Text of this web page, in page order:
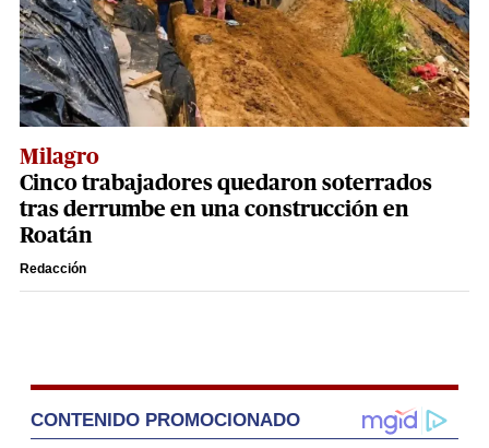
Milagro
Cinco trabajadores quedaron soterrados
tras derrumbe en una construcción en
Roatán
Redacción
CONTENIDO PROMOCIONADO